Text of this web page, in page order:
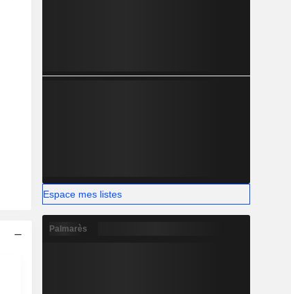
Espace mes listes
Palmarès